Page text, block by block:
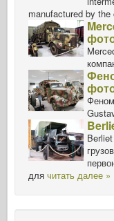
manufactured by the
для читать далее »